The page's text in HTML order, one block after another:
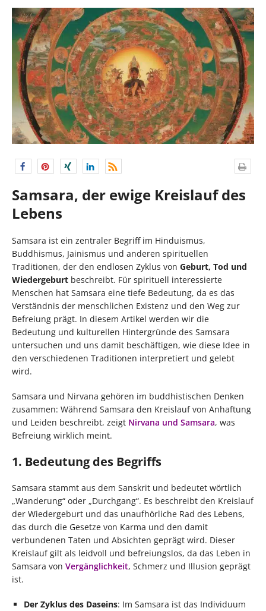
Samsara, der ewige Kreislauf des
Lebens
Samsara ist ein zentraler Begriff im Hinduismus,
Buddhismus, Jainismus und anderen spirituellen
Traditionen, der den endlosen Zyklus von Geburt, Tod und
Wiedergeburt beschreibt. Für spirituell interessierte
Menschen hat Samsara eine tiefe Bedeutung, da es das
Verständnis der menschlichen Existenz und den Weg zur
Befreiung prägt. In diesem Artikel werden wir die
Bedeutung und kulturellen Hintergründe des Samsara
untersuchen und uns damit beschäftigen, wie diese Idee in
den verschiedenen Traditionen interpretiert und gelebt
wird.
Samsara und Nirvana gehören im buddhistischen Denken
zusammen: Während Samsara den Kreislauf von Anhaftung
und Leiden beschreibt, zeigt Nirvana und Samsara, was
Befreiung wirklich meint.
1. Bedeutung des Begriffs
Samsara stammt aus dem Sanskrit und bedeutet wörtlich
„Wanderung“ oder „Durchgang“. Es beschreibt den Kreislauf
der Wiedergeburt und das unaufhörliche Rad des Lebens,
das durch die Gesetze von Karma und den damit
verbundenen Taten und Absichten geprägt wird. Dieser
Kreislauf gilt als leidvoll und befreiungslos, da das Leben in
Samsara von Vergänglichkeit, Schmerz und Illusion geprägt
ist.
Der Zyklus des Daseins: Im Samsara ist das Individuum